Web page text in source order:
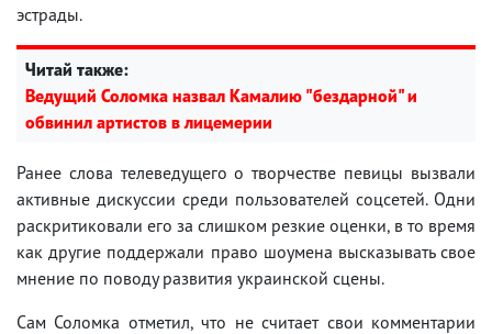
эстрады.
Читай также:
Ведущий Соломка назвал Камалию "бездарной" и
обвинил артистов в лицемерии
Ранее слова телеведущего о творчестве певицы вызвали
активные дискуссии среди пользователей соцсетей. Одни
раскритиковали его за слишком резкие оценки, в то время
как другие поддержали право шоумена высказывать свое
мнение по поводу развития украинской сцены.
Сам Соломка отметил, что не считает свои комментарии